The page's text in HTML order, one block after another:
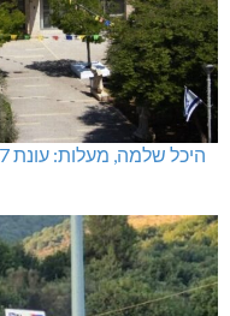
היכל שלמה, מעלות: עונת 26-27